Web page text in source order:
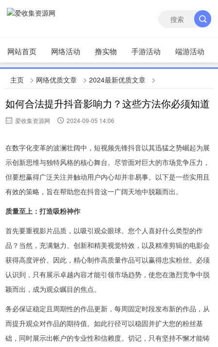
网站首页 网络活动 撸实物 手游活动 端游活动
主页 > 网络优质文章 >2024最新优质文章 >
如何合法提升抖音影响力？这些方法你必须知道
爱收集资源网 2024-09-05 14:06
在数字化变革的波澜壮阔中，短视频先锋抖音以其迅猛之势崛起为展
示创新思维与独特风格的核心舞台。尽管面对巨大的市场竞争压力，
但要想赢得广泛关注并触动用户内心却并非易事。以下是一些实用且
有效的策略，旨在帮助您在抖音这一广阔天地中脱颖而出。
质量至上：打造吸粉神作
首先要重视影片品质，以吸引观众眼球。您个人喜好什么类型的作
品？当然，充满魅力、创新和精美视觉特效，以及精准剪辑的电影会
获得高度评价。因此，精心制作高质量作品可以赢得忠实粉丝。必须
认识到，只有展示卓越内容才能引领市场趋势，使您在激烈竞争中脱
颖而出，成为观众瞩目的焦点。
务必保证稳定且周期性的作品更新，每周固定时段发布新的作品，从
而提升观众对作品的期待值。如此行径可以稳固并扩大您的粉丝基
础，同时展示出帐户的专业性和信赖度。切记，只有坚持不懈才能铸